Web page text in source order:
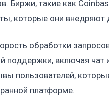
Биржи, такие как
которые они внедряют
обработки
поддержки, включая
пользователей,
платформе.